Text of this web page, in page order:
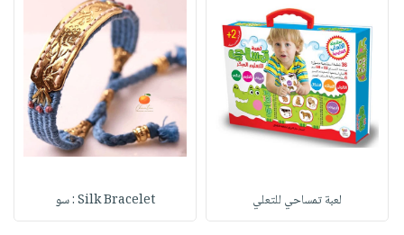
لعبة تمساحي للتعلي Silk Bracelet : سو